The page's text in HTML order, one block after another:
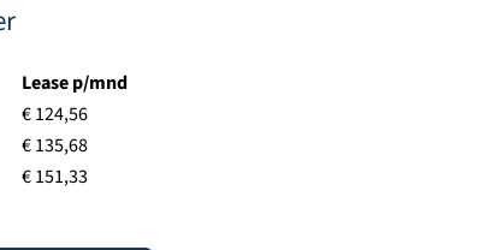
Lease p/mnd
€ 124,56
€ 135,68
€ 151,33